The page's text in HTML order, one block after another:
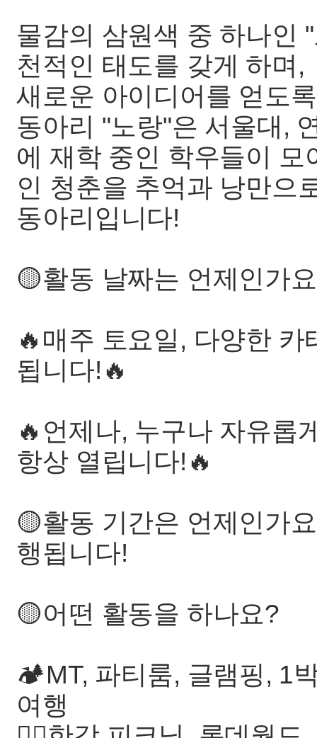
물감의 삼원색 중 하나인
천적인 태도를 갖게 하며,
새로운 아이디어를 얻도
동아리 "노랑"은 서울대,
에 재학 중인 학우들이
인 청춘을 추억과 낭만으
동아리입니다!
🟡활동 날짜는 언제인가
🔥매주 토요일, 다양한
됩니다!🔥
🔥언제나, 누구나 자유롭
항상 열립니다!🔥
🟡활동 기간은 언제인가
행됩니다!
🟡어떤 활동을 하나요?
🏕️MT, 파티룸, 글램핑, 1
여행